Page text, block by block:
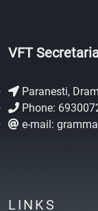
VFT
Paranesti,
Phone:
e-mail:
LINKS